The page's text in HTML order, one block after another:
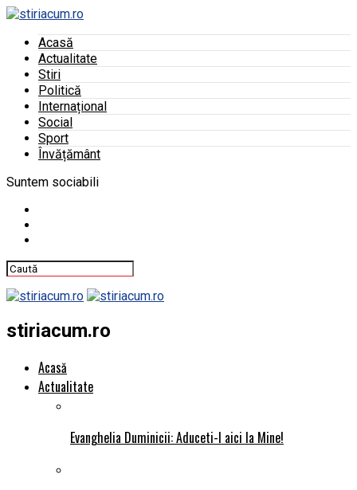
Acasă
Actualitate
Stiri
Politică
Internațional
Social
Sport
Învățământ
Suntem sociabili
stiriacum.ro
Acasă
Actualitate
Evanghelia Duminicii: Aduceti-l aici la Mine!